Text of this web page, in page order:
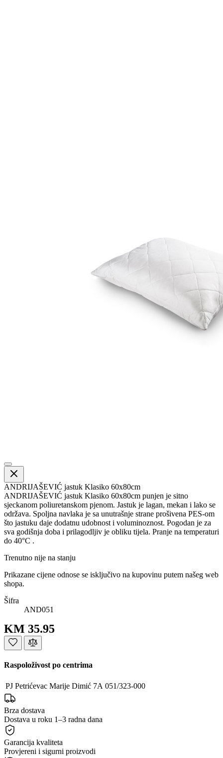
ANDRIJAŠEVIĆ jastuk Klasiko 60x80cm
ANDRIJAŠEVIĆ jastuk Klasiko 60x80cm punjen je sitno
sjeckanom poliuretanskom pjenom. Jastuk je lagan, mekan i lako se
održava. Spoljna navlaka je sa unutrašnje strane prošivena PES-om
što jastuku daje dodatnu udobnost i voluminoznost. Pogodan je za
sva godišnja doba i prilagodljiv je obliku tijela. Pranje na temperaturi
do 40°C .
Trenutno nije na stanju
Prikazane cijene odnose se isključivo na kupovinu putem našeg web
shopa.
Šifra
AND051
KM 35.95
Raspoloživost po centrima
PJ Petrićevac Marije Dimić 7A 051/323-000
Brza dostava
Dostava u roku 1–3 radna dana
Garancija kvaliteta
Provjereni i sigurni proizvodi